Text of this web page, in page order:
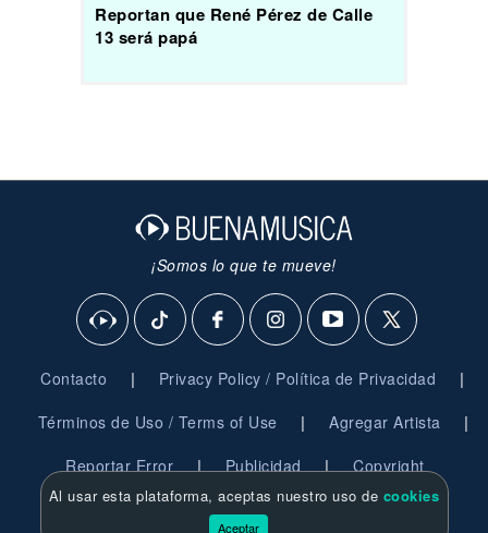
Reportan que René Pérez de Calle
13 será papá
¡Somos lo que te mueve!
Contacto | Privacy Policy / Política de Privacidad |
Términos de Uso / Terms of Use | Agregar Artista |
Reportar Error | Publicidad | Copyright
© 2026 BuenaMusica.com - Derechos Reservados
Al usar esta plataforma, aceptas nuestro uso de cookies
Aceptar